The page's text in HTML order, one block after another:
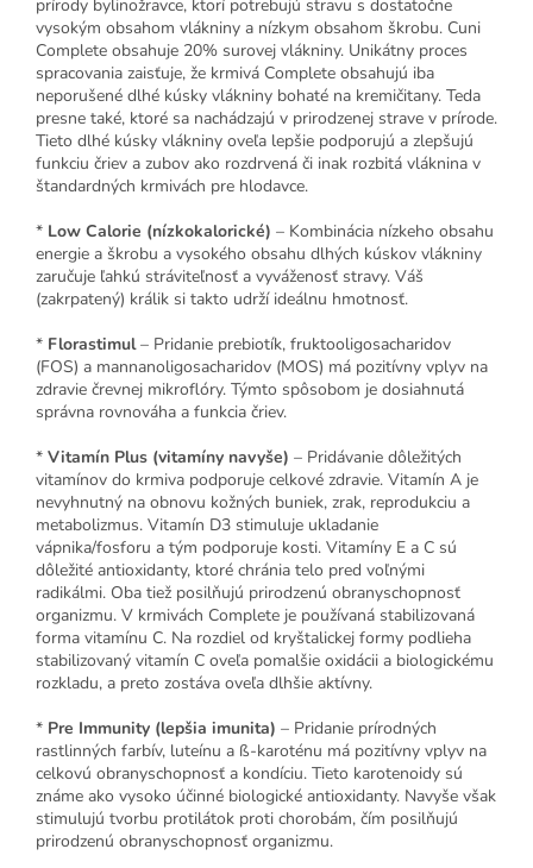
prírody bylinožravce, ktorí potrebujú stravu s dostatočne
vysokým obsahom vlákniny a nízkym obsahom škrobu. Cuni
Complete obsahuje 20% surovej vlákniny. Unikátny proces
spracovania zaisťuje, že krmivá Complete obsahujú iba
neporušené dlhé kúsky vlákniny bohaté na kremičitany. Teda
presne také, ktoré sa nachádzajú v prirodzenej strave v prírode.
Tieto dlhé kúsky vlákniny oveľa lepšie podporujú a zlepšujú
funkciu čriev a zubov ako rozdrvená či inak rozbitá vláknina v
štandardných krmivách pre hlodavce.
* Low Calorie (nízkokalorické) – Kombinácia nízkeho obsahu
energie a škrobu a vysokého obsahu dlhých kúskov vlákniny
zaručuje ľahkú stráviteľnosť a vyváženosť stravy. Váš
(zakrpatený) králik si takto udrží ideálnu hmotnosť.
* Florastimul– Pridanie prebiotík, fruktooligosacharidov
(FOS) a mannanoligosacharidov (MOS) má pozitívny vplyv na
zdravie črevnej mikroflóry. Týmto spôsobom je dosiahnutá
správna rovnováha a funkcia čriev.
* Vitamín Plus (vitamíny navyše) – Pridávanie dôležitých
vitamínov do krmiva podporuje celkové zdravie. Vitamín A je
nevyhnutný na obnovu kožných buniek, zrak, reprodukciu a
metabolizmus. Vitamín D3 stimuluje ukladanie
vápnika/fosforu a tým podporuje kosti. Vitamíny E a C sú
dôležité antioxidanty, ktoré chránia telo pred voľnými
radikálmi. Oba tiež posilňujú prirodzenú obranyschopnosť
organizmu. V krmivách Complete je používaná stabilizovaná
forma vitamínu C. Na rozdiel od kryštalickej formy podlieha
stabilizovaný vitamín C oveľa pomalšie oxidácii a biologickému
rozkladu, a preto zostáva oveľa dlhšie aktívny.
* Pre Immunity (lepšia imunita) – Pridanie prírodných
rastlinných farbív, luteínu a ß-karoténu má pozitívny vplyv na
celkovú obranyschopnosť a kondíciu. Tieto karotenoidy sú
známe ako vysoko účinné biologické antioxidanty. Navyše však
stimulujú tvorbu protilátok proti chorobám, čím posilňujú
prirodzenú obranyschopnosť organizmu.